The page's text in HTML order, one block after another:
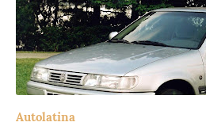
Autolatina